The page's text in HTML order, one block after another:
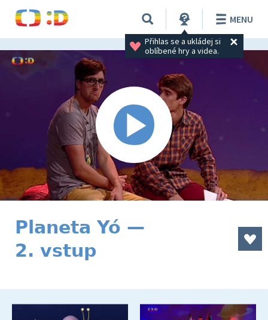
Přihlas se a ukládej si
oblíbené hry a videa.
MENU
Planeta Yó —
2. vstup